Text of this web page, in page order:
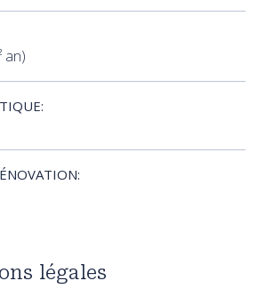
an)
légales